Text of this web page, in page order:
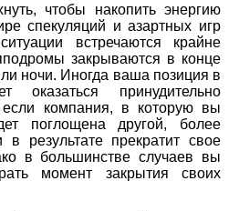
чтобы накопить энергию
спекуляций и азартных игр
встречаются крайне
закрываются в конце
ночи. Иногда ваша позиция в
принудительно
компания, в которую вы
поглощена другой, более
результате прекратит свое
в большинстве случаев вы
момент закрытия своих